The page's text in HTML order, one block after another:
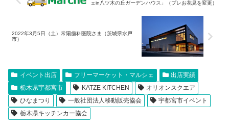
ェin八ツ木の丘ガーデンハウス」（プレお花見を変更）
2022年3月5日（土）常陽歯科医院さま（茨城県水戸
市）
イベント出店 フリーマーケット・マルシェ
出店実績
栃木県宇都宮市
KATZE KITCHEN
オリオンスクエア
ひなまつり
一般社団法人移動販売協会
宇都宮市イベント
栃木県キッチンカー協会